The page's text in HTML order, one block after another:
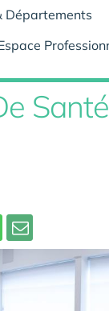
Départements